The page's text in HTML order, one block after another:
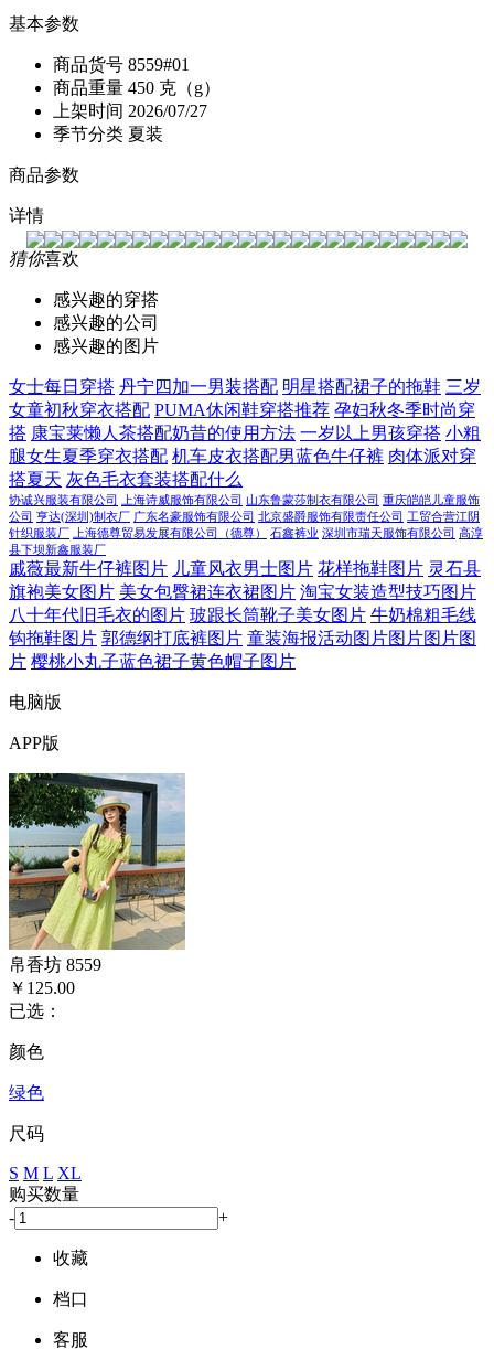
基本参数
商品货号 8559#01
商品重量 450 克（g）
上架时间 2026/07/27
季节分类 夏装
商品参数
详情
猜你喜欢
感兴趣的穿搭
感兴趣的公司
感兴趣的图片
女士每日穿搭 丹宁四加一男装搭配 明星搭配裙子的拖鞋 三岁
女童初秋穿衣搭配 PUMA休闲鞋穿搭推荐 孕妇秋冬季时尚穿
搭 康宝莱懒人茶搭配奶昔的使用方法 一岁以上男孩穿搭 小粗
腿女生夏季穿衣搭配 机车皮衣搭配男蓝色牛仔裤 肉体派对穿
搭夏天 灰色毛衣套装搭配什么
协诚兴服装有限公司 上海诗威服饰有限公司 山东鲁蒙莎制衣有限公司 重庆皑皑儿童服饰
公司 亨达(深圳)制衣厂 广东名豪服饰有限公司 北京盛爵服饰有限责任公司 工贸合营江阴
针织服装厂
上海德尊贸易发展有限公司（德尊） 石鑫裤业 深圳市瑞天服饰有限公司 高淳
县下坝新鑫服装厂
戚薇最新牛仔裤图片 儿童风衣男士图片 花样拖鞋图片 灵石县
旗袍美女图片 美女包臀裙连衣裙图片 淘宝女装造型技巧图片
八十年代旧毛衣的图片 玻跟长筒靴子美女图片 牛奶棉粗毛线
钩拖鞋图片 郭德纲打底裤图片 童装海报活动图片图片图片图
片 樱桃小丸子蓝色裙子黄色帽子图片
电脑版
APP版
帛香坊 8559
￥125.00
已选：
颜色
绿色
尺码
S M L XL
购买数量
-
+
收藏
档口
客服